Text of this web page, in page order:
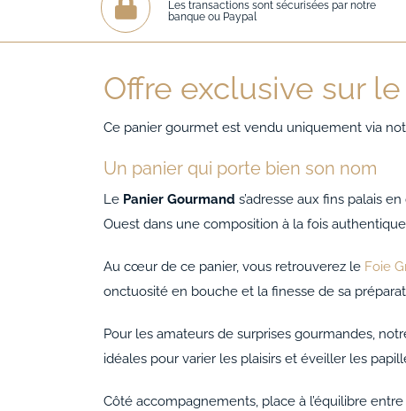
Les transactions sont sécurisées par notre
banque ou Paypal
Offre exclusive sur
Ce panier gourmet est vendu uniquement via
Un panier qui porte bien son nom
Le Panier Gourmand s’adresse aux fins palais
Ouest dans une composition à la fois
Au cœur de ce panier, vous retrouverez le Foie
onctuosité en bouche et la finesse de sa
Pour les amateurs de surprises gourmandes,
idéales pour varier les plaisirs et éveiller les
Côté accompagnements, place à l’équilibre